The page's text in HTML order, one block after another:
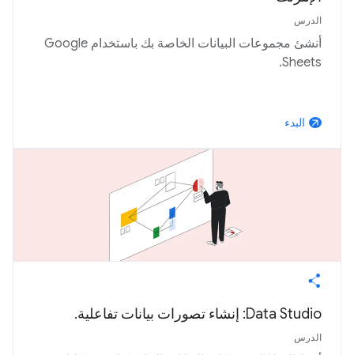
الدرس
أنشئ مجموعات البيانات الخاصة بك باستخدام Google
Sheets.
arrow_outward البدء
Data Studio: إنشاء تصورات بيانات تفاعلية.
الدرس